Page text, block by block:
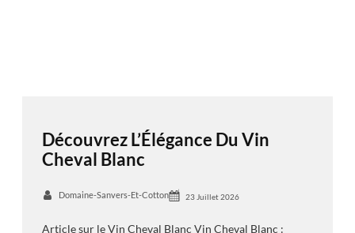
Découvrez L’Élégance Du Vin
Cheval Blanc
Domaine-Sanvers-Et-Cotton 23 Juillet 2026
Article sur le Vin Cheval Blanc Vin Cheval Blanc :